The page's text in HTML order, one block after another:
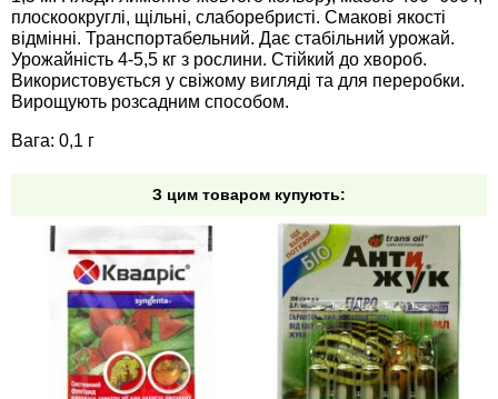
плоскоокруглі, щільні, слаборебристі. Смакові якості
відмінні. Транспортабельний. Дає стабільний урожай.
Урожайність 4-5,5 кг з рослини. Стійкий до хвороб.
Використовується у свіжому вигляді та для переробки.
Вирощують розсадним способом.
Вага: 0,1 г
З цим товаром купують:
Семена сидератов
Семена табака
Семена тыквы, патиссона
Семена укропа
Семена фасоли
Средства защиты от мух
Средства защиты от моли
Средства защиты от грызунов
Препараты для септиков, выгребных ям и
дачных туалетов, биодеструкторы
Хозяйственные товары